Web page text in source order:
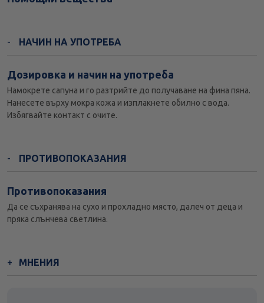
НАЧИН НА УПОТРЕБА
Дозировка и начин на употреба
Намокрете сапуна и го разтрийте до получаване на фина пяна.
Нанесете върху мокра кожа и изплакнете обилно с вода.
Избягвайте контакт с очите.
ПРОТИВОПОКАЗАНИЯ
Противопоказания
Да се съхранява на сухо и прохладно място, далеч от деца и
пряка слънчева светлина.
МНЕНИЯ